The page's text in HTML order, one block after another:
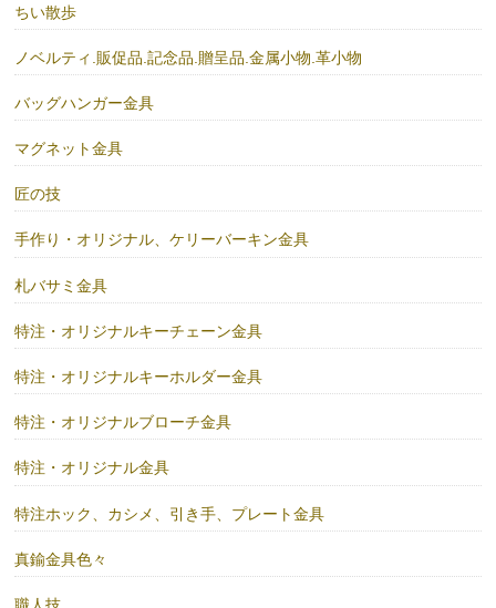
ちい散歩
ノベルティ.販促品.記念品.贈呈品.金属小物.革小物
バッグハンガー金具
マグネット金具
匠の技
手作り・オリジナル、ケリーバーキン金具
札バサミ金具
特注・オリジナルキーチェーン金具
特注・オリジナルキーホルダー金具
特注・オリジナルブローチ金具
特注・オリジナル金具
特注ホック、カシメ、引き手、プレート金具
真鍮金具色々